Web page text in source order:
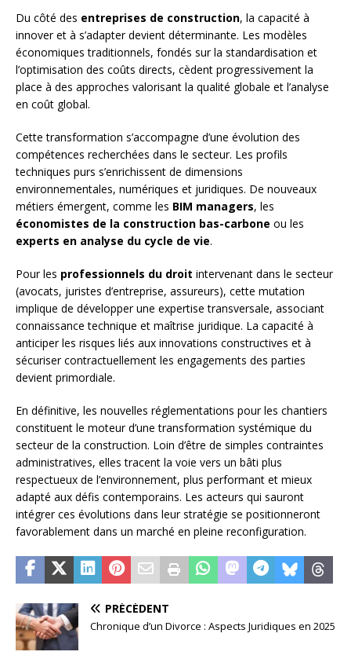
Du côté des entreprises de construction, la capacité à
innover et à s’adapter devient déterminante. Les modèles
économiques traditionnels, fondés sur la standardisation et
l’optimisation des coûts directs, cèdent progressivement la
place à des approches valorisant la qualité globale et l’analyse
en coût global.
Cette transformation s’accompagne d’une évolution des
compétences recherchées dans le secteur. Les profils
techniques purs s’enrichissent de dimensions
environnementales, numériques et juridiques. De nouveaux
métiers émergent, comme les BIM managers, les
économistes de la construction bas-carbone ou les
experts en analyse du cycle de vie.
Pour les professionnels du droit intervenant dans le secteur
(avocats, juristes d’entreprise, assureurs), cette mutation
implique de développer une expertise transversale, associant
connaissance technique et maîtrise juridique. La capacité à
anticiper les risques liés aux innovations constructives et à
sécuriser contractuellement les engagements des parties
devient primordiale.
En définitive, les nouvelles réglementations pour les chantiers
constituent le moteur d’une transformation systémique du
secteur de la construction. Loin d’être de simples contraintes
administratives, elles tracent la voie vers un bâti plus
respectueux de l’environnement, plus performant et mieux
adapté aux défis contemporains. Les acteurs qui sauront
intégrer ces évolutions dans leur stratégie se positionneront
favorablement dans un marché en pleine reconfiguration.
PRÉCÉDENT
Chronique d’un Divorce : Aspects Juridiques en 2025